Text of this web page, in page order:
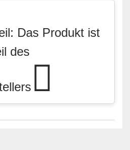
Das Produkt ist
des